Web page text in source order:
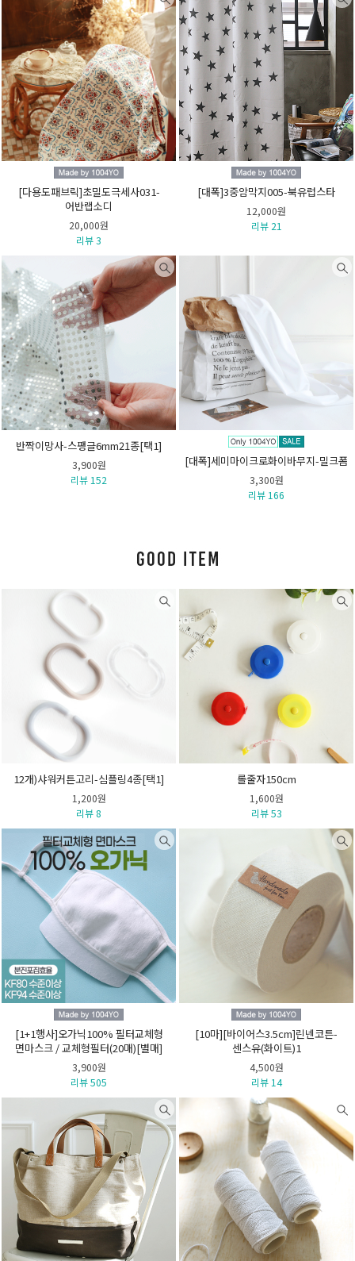
[다용도패브릭]초밀도극세사031-
어반랩소디
20,000원
리뷰 3
[대폭]3중암막지005-북유럽스타
12,000원
리뷰 21
반짝이망사-스팽글6mm21종[택1]
3,900원
리뷰 152
[대폭]세미마이크로화이바무지-밀크폼
3,300원
리뷰 166
12개)샤워커튼고리-심플링4종[택1]
1,200원
리뷰 8
롤줄자150cm
1,600원
리뷰 53
[1+1행사]오가닉100% 필터교체형
면마스크 / 교체형필터(20매)[별매]
3,900원
리뷰 505
[10마][바이어스3.5cm]린넨코튼-
센스유(화이트)1
4,500원
리뷰 14